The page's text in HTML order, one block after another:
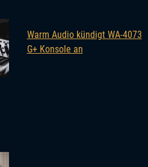
Warm Audio kündigt WA-4073
G+ Konsole an